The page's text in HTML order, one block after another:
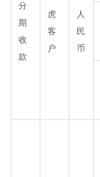
分
期
收
款
虎
客
户
人
民
币